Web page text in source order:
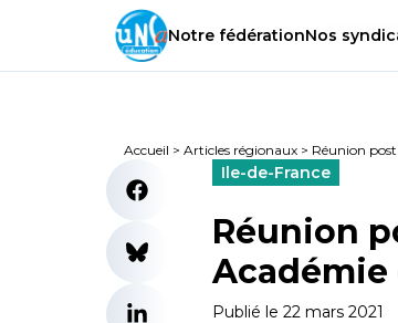
Notre fédérationNos
Accueil > Articles régionaux > Réunion
Ile-de-France
Réunion
Académie
Publié le 22 mars 2021